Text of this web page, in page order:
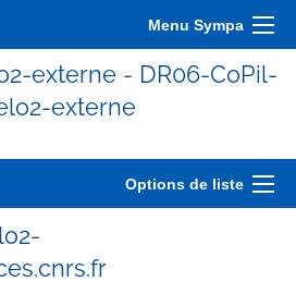
Menu Sympa
externe - DR06-CoPil-
externe
Options de liste